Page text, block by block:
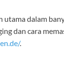
utama dalam
dan cara
.